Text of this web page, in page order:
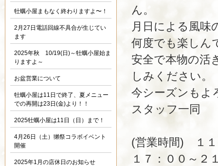
ん。
月日による風味
何度でも楽しん
安全で本物の活
しみください。
今シーズンもよ
スタッフ一同
(営業時間) １
１７：００～
牡蠣小屋まもなく終わりますよ〜！
2月27日電話回線不具合が生じてい
ます
2025年秋 10/19(日)～牡蠣小屋始ま
りますよ～
お盆営業について
牡蠣小屋は11日で終了、夏メニュー
での再開は23日(金)より！！
2025牡蠣小屋は11日（日）まで！
4月26日（土）獺祭コラボイベント
開催
2025年1月の店休日のお知らせ